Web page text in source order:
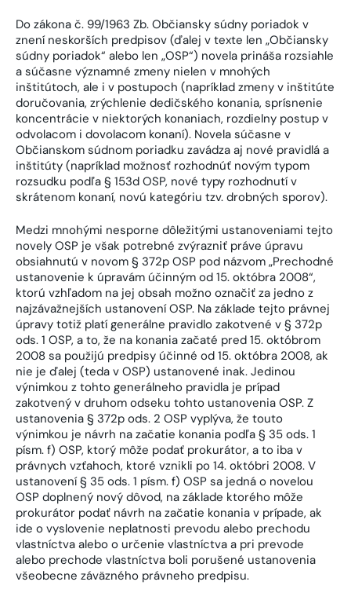
Do zákona č. 99/1963 Zb. Občiansky súdny poriadok v
znení neskorších predpisov (ďalej v texte len „Občiansky
súdny poriadok“ alebo len „OSP“) novela prináša rozsiahle
a súčasne významné zmeny nielen v mnohých
inštitútoch, ale i v postupoch (napríklad zmeny v inštitúte
doručovania, zrýchlenie dedičského konania, sprísnenie
koncentrácie v niektorých konaniach, rozdielny postup v
odvolacom i dovolacom konaní). Novela súčasne v
Občianskom súdnom poriadku zavádza aj nové pravidlá a
inštitúty (napríklad možnosť rozhodnúť novým typom
rozsudku podľa § 153d OSP, nové typy rozhodnutí v
skrátenom konaní, novú kategóriu tzv. drobných sporov).
Medzi mnohými nesporne dôležitými ustanoveniami tejto
novely OSP je však potrebné zvýrazniť práve úpravu
obsiahnutú v novom § 372p OSP pod názvom „Prechodné
ustanovenie k úpravám účinným od 15. októbra 2008“,
ktorú vzhľadom na jej obsah možno označiť za jedno z
najzávažnejších ustanovení OSP. Na základe tejto právnej
úpravy totiž platí generálne pravidlo zakotvené v § 372p
ods. 1 OSP, a to, že na konania začaté pred 15. októbrom
2008 sa použijú predpisy účinné od 15. októbra 2008, ak
nie je ďalej (teda v OSP) ustanovené inak. Jedinou
výnimkou z tohto generálneho pravidla je prípad
zakotvený v druhom odseku tohto ustanovenia OSP. Z
ustanovenia § 372p ods. 2 OSP vyplýva, že touto
výnimkou je návrh na začatie konania podľa § 35 ods. 1
písm. f) OSP, ktorý môže podať prokurátor, a to iba v
právnych vzťahoch, ktoré vznikli po 14. októbri 2008. V
ustanovení § 35 ods. 1 písm. f) OSP sa jedná o novelou
OSP doplnený nový dôvod, na základe ktorého môže
prokurátor podať návrh na začatie konania v prípade, ak
ide o vyslovenie neplatnosti prevodu alebo prechodu
vlastníctva alebo o určenie vlastníctva a pri prevode
alebo prechode vlastníctva boli porušené ustanovenia
všeobecne záväzného právneho predpisu.